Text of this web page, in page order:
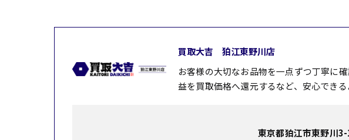
買取大吉 狛江東野川店
お客様の大切なお品物を一点ずつ丁寧に
益を買取価格へ還元するなど、安心でき
東京都狛江市東野川